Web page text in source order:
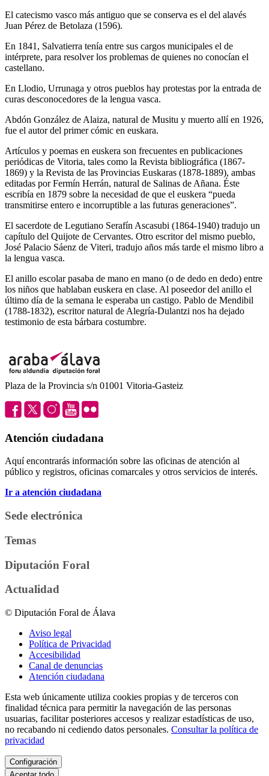
El catecismo vasco más antiguo que se conserva es el del alavés
Juan Pérez de Betolaza (1596).
En 1841, Salvatierra tenía entre sus cargos municipales el de
intérprete, para resolver los problemas de quienes no conocían el
castellano.
En Llodio, Urrunaga y otros pueblos hay protestas por la entrada de
curas desconocedores de la lengua vasca.
Abdón González de Alaiza, natural de Musitu y muerto allí en 1926,
fue el autor del primer cómic en euskara.
Artículos y poemas en euskera son frecuentes en publicaciones
periódicas de Vitoria, tales como la Revista bibliográfica (1867-
1869) y la Revista de las Provincias Euskaras (1878-1889), ambas
editadas por Fermín Herrán, natural de Salinas de Añana. Éste
escribía en 1879 sobre la necesidad de que el euskera “pueda
transmitirse entero e incorruptible a las futuras generaciones”.
El sacerdote de Legutiano Serafín Ascasubi (1864-1940) tradujo un
capítulo del Quijote de Cervantes. Otro escritor del mismo pueblo,
José Palacio Sáenz de Viteri, tradujo años más tarde el mismo libro a
la lengua vasca.
El anillo escolar pasaba de mano en mano (o de dedo en dedo) entre
los niños que hablaban euskera en clase. Al poseedor del anillo el
último día de la semana le esperaba un castigo. Pablo de Mendibil
(1788-1832), escritor natural de Alegría-Dulantzi nos ha dejado
testimonio de esta bárbara costumbre.
Plaza de la Provincia s/n 01001 Vitoria-Gasteiz
Atención ciudadana
Aquí encontrarás información sobre las oficinas de atención al
público y registros, oficinas comarcales y otros servicios de interés.
Ir a atención ciudadana
Sede electrónica
Temas
Diputación Foral
Actualidad
© Diputación Foral de Álava
Aviso legal
Política de Privacidad
Accesibilidad
Canal de denuncias
Atención ciudadana
Esta web únicamente utiliza cookies propias y de terceros con
finalidad técnica para permitir la navegación de las personas
usuarias, facilitar posteriores accesos y realizar estadísticas de uso,
no recabando ni cediendo datos personales. Consultar la política de
privacidad
Configuración